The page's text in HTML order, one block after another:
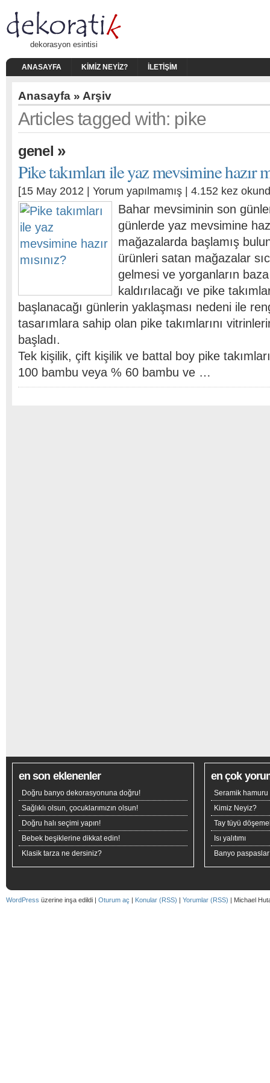
dekorasyon esintisi
ANASAYFA KIMIZ NEYIZ? İLETIŞIM
Anasayfa » Arşiv
Articles tagged with: pike
genel »
Pike takımları ile yaz mevsimine hazır
[15 May 2012 | Yorum yapılmamış | 4.152 kez
Bahar mevsiminin son
günlerde yaz mevsimine
mağazalarda başlamış
ürünleri satan mağazalar
gelmesi ve yorganların
kaldırılacağı ve pike
başlanacağı günlerin yaklaşması nedeni ile
tasarımlara sahip olan pike takımlarını
başladı.
Tek kişilik, çift kişilik ve battal boy pike
100 bambu veya % 60 bambu ve …
en son eklenenler
Doğru banyo dekorasyonuna doğru!
Sağlıklı olsun, çocuklarımızın olsun!
Doğru halı seçimi yapın!
Bebek beşiklerine dikkat edin!
Klasik tarza ne dersiniz?
en çok
Seramik hamuru
Kimiz Neyiz?
Tay tüyü
Isı yalıtımı
Banyo
WordPress üzerine inşa edildi | Oturum aç | Konular (RSS) | Yorumlar (RSS) | Michael